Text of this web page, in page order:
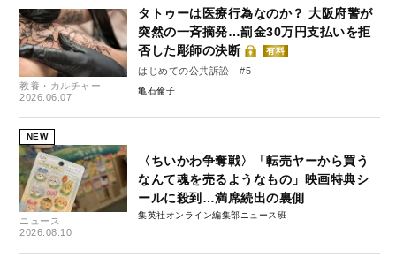
教養・カルチャー
2026.06.07
タトゥーは医療行為なのか？ 大阪府警が
突然の一斉摘発…罰金30万円支払いを拒
否した彫師の決断
有料
はじめての公共訴訟 #5
亀石倫子
NEW
ニュース
2026.08.10
〈ちいかわ争奪戦〉「転売ヤーから買う
なんて魂を売るようなもの」映画特典シ
ールに殺到…満席続出の裏側
集英社オンライン編集部ニュース班